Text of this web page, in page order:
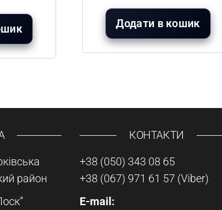
Додати в кошик
район
КОНТАКТИ
+38 (050) 343 08 65
+38 (067) 971 61 57 (Viber)
E-mail: